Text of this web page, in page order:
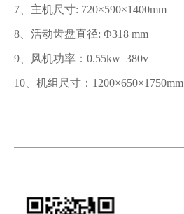
7、主机尺寸: 720×590×1400mm
8、活动齿盘直径: Φ318 mm
9、风机功率：0.55kw 380v
10、机组尺寸：1200×650×1750mm